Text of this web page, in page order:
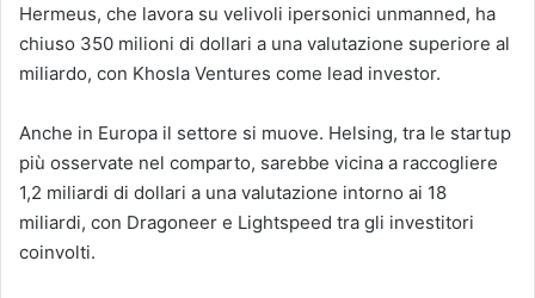
Hermeus, che lavora su velivoli ipersonici unmanned, ha
chiuso 350 milioni di dollari a una valutazione superiore al
miliardo, con Khosla Ventures come lead investor.
Anche in Europa il settore si muove. Helsing, tra le startup
più osservate nel comparto, sarebbe vicina a raccogliere
1,2 miliardi di dollari a una valutazione intorno ai 18
miliardi, con Dragoneer e Lightspeed tra gli investitori
coinvolti.